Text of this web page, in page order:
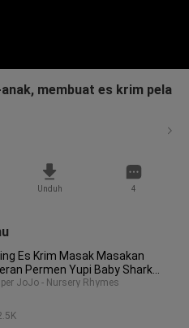
membuat es krim pela
Unduh 4
Es Krim Masak Masakan
Permen Yupi Baby Shark
and The Bear Bebek Ikan Koi
JoJo - Nursery Rhymes